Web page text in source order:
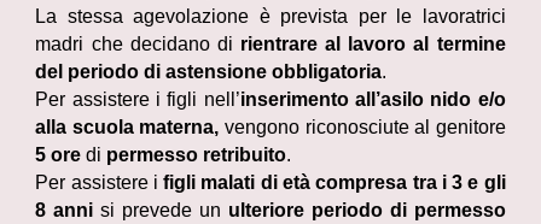
La stessa agevolazione è prevista per le lavoratrici
madri che decidano di rientrare al lavoro al termine
del periodo di astensione obbligatoria.
Per assistere i figli nell’inserimento all’asilo nido e/o
alla scuola materna, vengono riconosciute al genitore
5 ore di permesso retribuito.
Per assistere ifigli malati di età compresa tra i 3 e gli
8 anni si prevede un ulteriore periodo di permesso